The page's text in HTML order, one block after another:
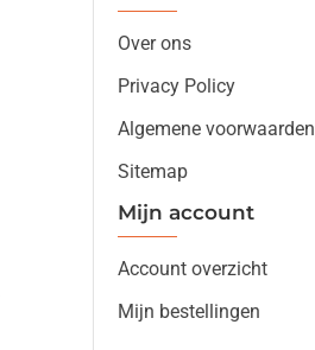
Over ons
Privacy Policy
Algemene voorwaarden
Sitemap
Mijn account
Account overzicht
Mijn bestellingen